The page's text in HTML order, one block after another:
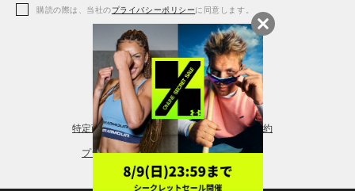
アクセサリー
レギンス＆タイツ
シューズ
購読の際は、当社のプライバシーポリシーに同意します。
特定商取引法に基づく通販の表記 会員規約
プライバシーポリシー